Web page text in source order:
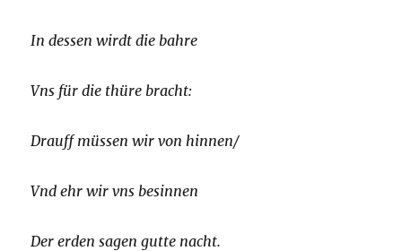
In dessen wirdt die bahre
Vns für die thüre bracht:
Drauff müssen wir von hinnen/
Vnd ehr wir vns besinnen
Der erden sagen gutte nacht.